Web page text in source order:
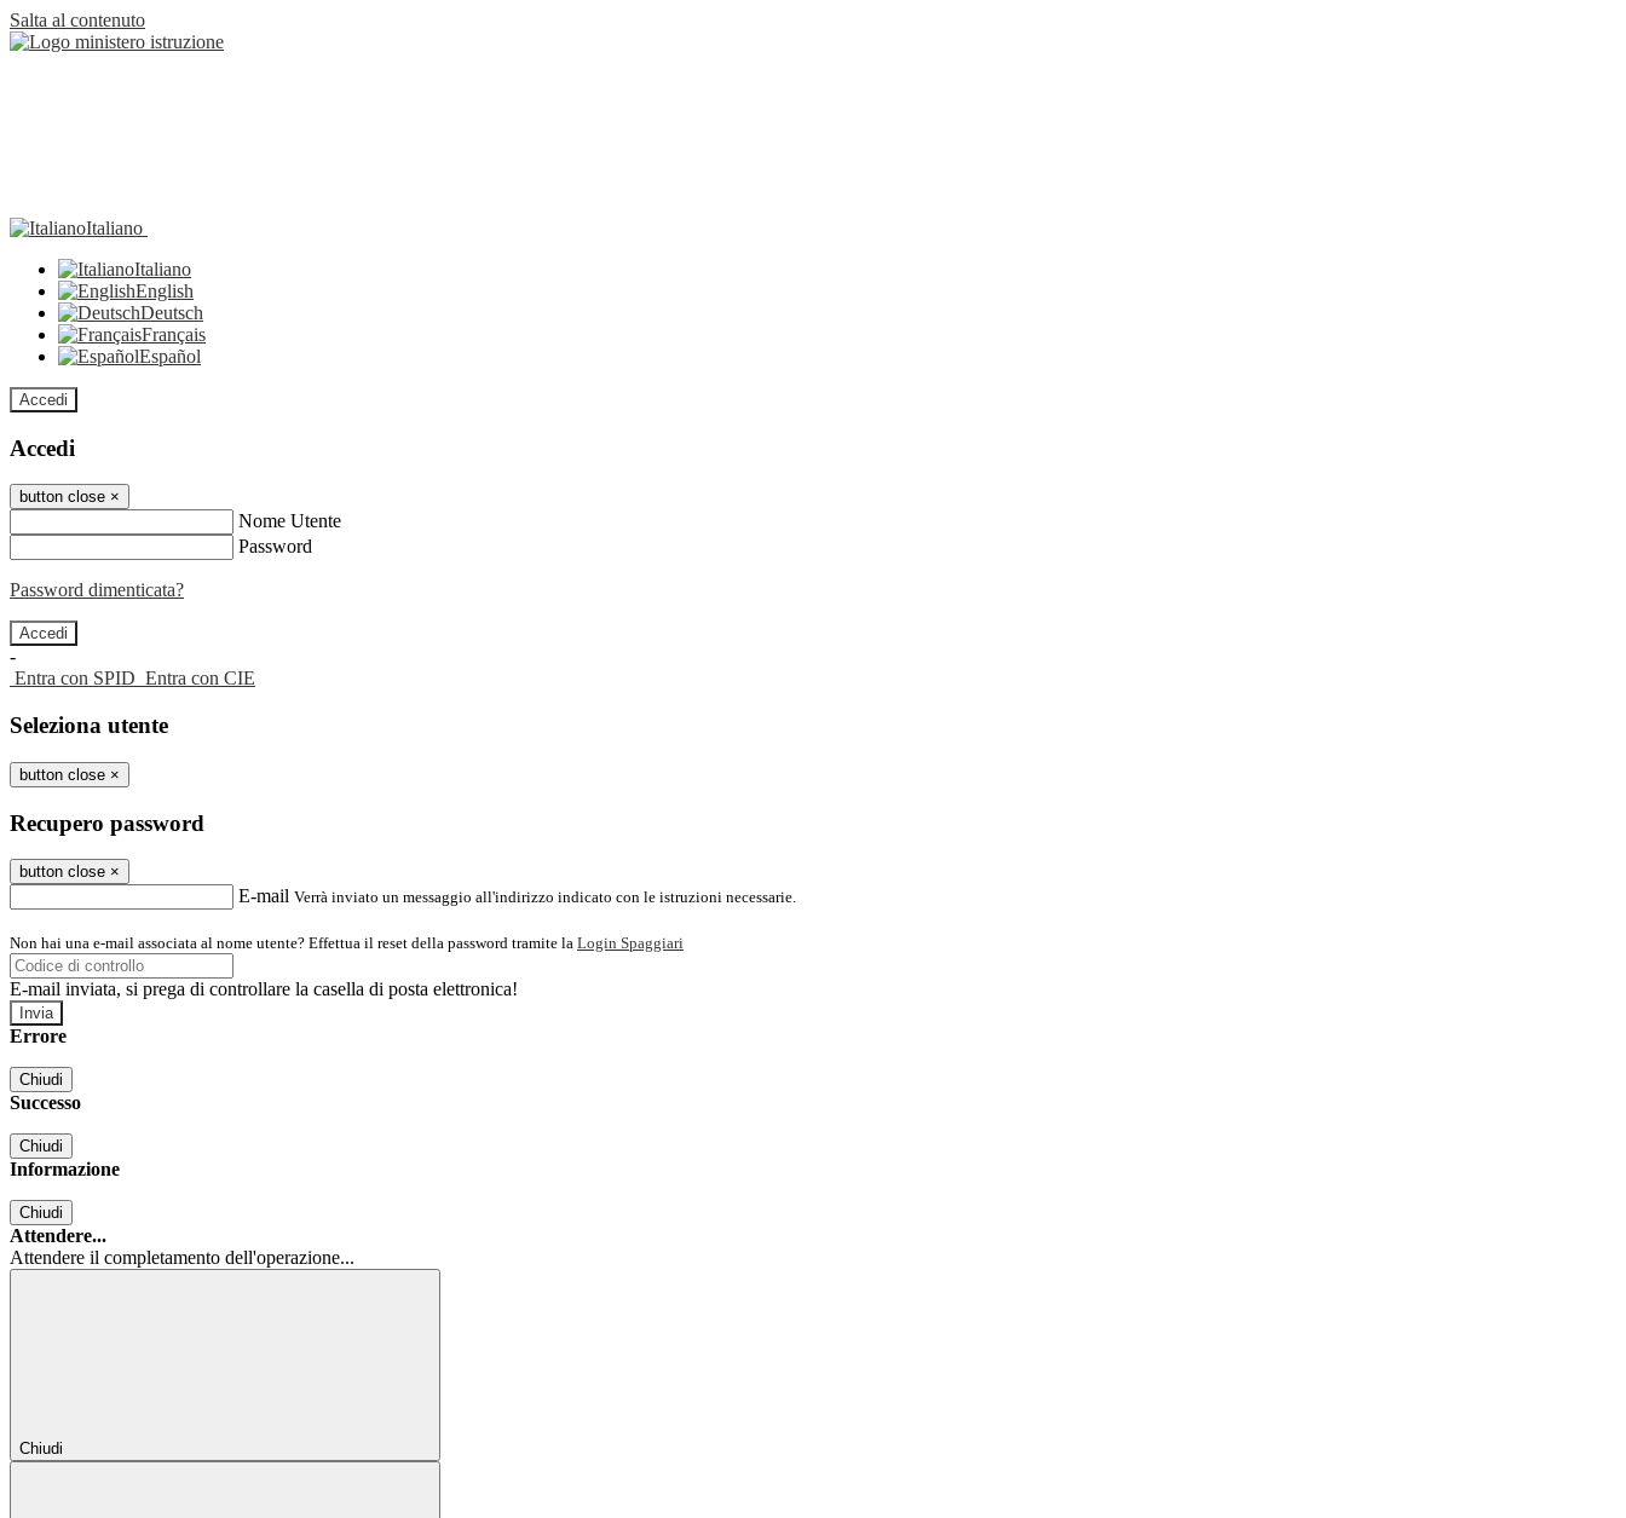
Salta al contenuto
Italiano
Italiano
English
Deutsch
Français
Español
Accedi
Accedi
button close ×
Nome Utente
Password
Password dimenticata?
-
Entra con SPID Entra con CIE
Seleziona utente
button close ×
Recupero password
button close ×
E-mail Verrà inviato un messaggio all'indirizzo indicato con le istruzioni necessarie.
Non hai una e-mail associata al nome utente? Effettua il reset della password tramite la Login Spaggiari
E-mail inviata, si prega di controllare la casella di posta elettronica!
Errore
Chiudi
Successo
Chiudi
Informazione
Chiudi
Attendere...
Attendere il completamento dell'operazione...
Chiudi